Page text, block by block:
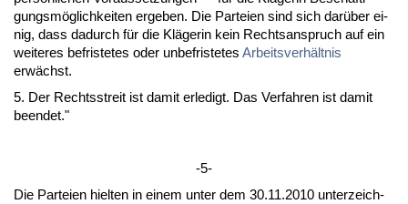
gungsmöglich­kei­ten er­ge­ben. Die Par­tei­en sind sich darüber ei­
nig, dass da­durch für die Kläge­rin kein Rechts­an­spruch auf ein
wei­te­res be­fris­te­tes oder un­be­fris­te­tes Ar­beits­verhält­nis
erwächst.
5. Der Rechts­streit ist da­mit er­le­digt. Das Ver­fah­ren ist da­mit
be­en­det."
-5-
Die Par­tei­en hiel­ten in ei­nem un­ter dem 30.11.2010 un­ter­zeich­